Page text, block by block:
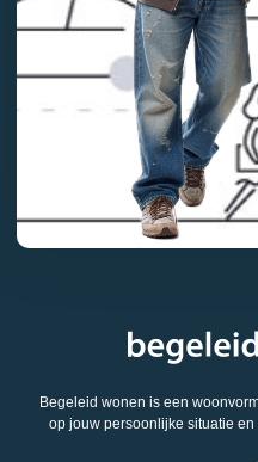
Begeleid wonen is een
op jouw persoonlijke situatie